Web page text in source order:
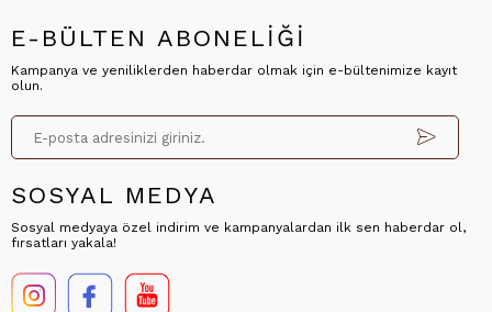
E-BÜLTEN ABONELİĞİ
Kampanya ve yeniliklerden haberdar olmak için e-bültenimize kayıt
olun.
SOSYAL MEDYA
Sosyal medyaya özel indirim ve kampanyalardan ilk sen haberdar ol,
fırsatları yakala!